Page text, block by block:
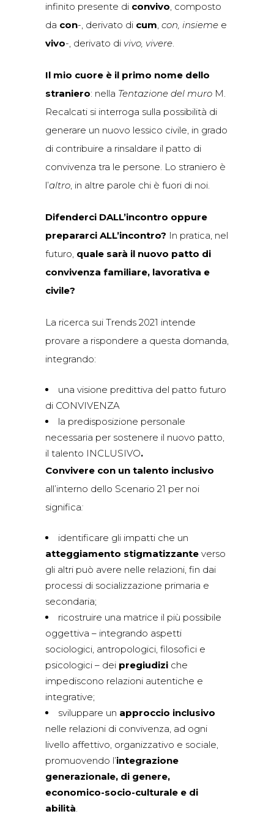
infinito presente di convivo, composto
da con-, derivato di cum, con, insieme e
vivo-, derivato di vivo, vivere.
Il mio cuore è il primo nome dello
straniero: nella Tentazione del muro M.
Recalcati si interroga sulla possibilità di
generare un nuovo lessico civile, in grado
di contribuire a rinsaldare il patto di
convivenza tra le persone. Lo straniero è
l’altro, in altre parole chi è fuori di noi.
Difenderci DALL’incontro oppure
prepararci ALL’incontro? In pratica, nel
futuro, quale sarà il nuovo patto di
convivenza familiare, lavorativa e
civile?
La ricerca sui Trends 2021 intende
provare a rispondere a questa domanda,
integrando:
una visione predittiva del patto futuro
di CONVIVENZA
la predisposizione personale
necessaria per sostenere il nuovo patto,
il talento INCLUSIVO.
Convivere con un talento inclusivo
all’interno dello Scenario 21 per noi
significa:
identificare gli impatti che un
atteggiamento stigmatizzante verso
gli altri può avere nelle relazioni, fin dai
processi di socializzazione primaria e
secondaria;
ricostruire una matrice il più possibile
oggettiva – integrando aspetti
sociologici, antropologici, filosofici e
psicologici – dei pregiudizi che
impediscono relazioni autentiche e
integrative;
sviluppare un approccio inclusivo
nelle relazioni di convivenza, ad ogni
livello affettivo, organizzativo e sociale,
promuovendo l’integrazione
generazionale, di genere,
economico-socio-culturale e di
abilità.